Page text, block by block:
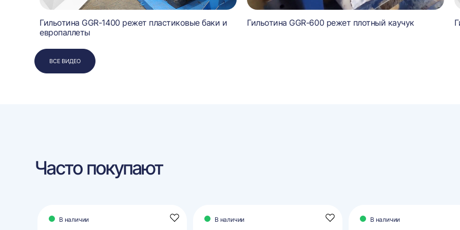
Гильотина GGR-1400 режет пластиковые баки и
европаллеты
Гильотина GGR-600 режет плотный каучук
ВСЕ ВИДЕО
Часто покупают
В наличии
Добавить
В наличии
Добавить
В наличии